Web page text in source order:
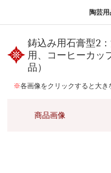
陶芸
鋳込み用石膏型2
用、コーヒーカ
品）
※各画像をクリックすると大き
商品画像